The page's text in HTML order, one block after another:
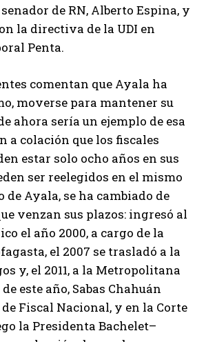
de RN, Alberto Espina, y
la directiva de la UDI en
Penta.
comentan que Ayala ha
moverse para mantener su
ahora sería un ejemplo de esa
a colación que los fiscales
estar solo ocho años en sus
ser reelegidos en el mismo
de Ayala, se ha cambiado de
venzan sus plazos: ingresó al
el año 2000, a cargo de la
el 2007 se trasladó a la
y, el 2011, a la Metropolitana
este año, Sabas Chahuán
Fiscal Nacional, y en la Corte
la Presidenta Bachelet–